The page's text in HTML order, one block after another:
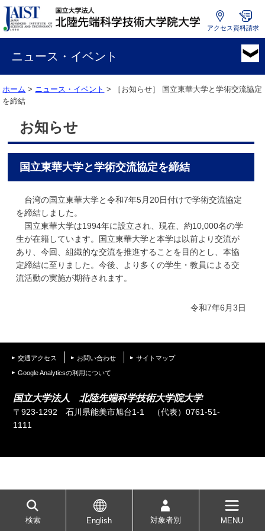
国
学
法
人
先
端
学
アクセス 資料請求
検索 English 対象者別 MENU
ニュース・イベント
ホーム > ニュース・イベント > ［お知らせ］
国立東華大学と学術交流協定
を締結
お知らせ
国立東華大学と学術交流協定を締結
台湾の国立東華大学と令和7年5月20日付けで学術交流協定
を締結しました。
国立東華大学は1994年に設立され、現在、約10,000名の学
生が在籍しています。国立東華大学と本学は以前より交流が
あり、今回、組織的な交流を推進することを目的とし、本協
定締結に至りました。今後、より多くの学生・教員による交
流活動の実施が期待されます。
令和7年6月3日
交通アクセス お問い合わせ サイトマップ
Google Analyticsの利用について
国立大学法人 北陸先端科学技術大学院大学
〒923-1292 石川県能美市旭台1-1
（代表）0761-51-
1111